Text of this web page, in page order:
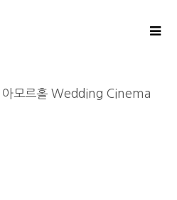
아모르홀 Wedding Cinema